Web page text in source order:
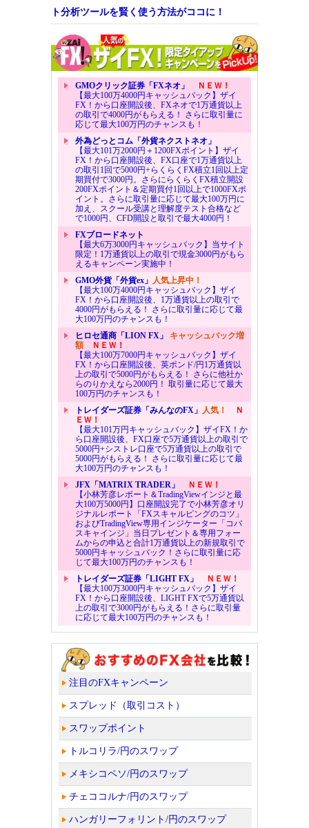
ト分析ツールを賢く使う方法がココに！
GMOクリック証券「FXネオ」
ＮＥＷ！
【最大100万4000円キャッシュバック】ザイ
FX！から口座開設後、FXネオで1万通貨以上
の取引で4000円がもらえる！ さらに取引量に
応じて最大100万円のチャンスも！
外為どっとコム「外貨ネクストネオ」
【最大101万2000円＋1200FXポイント】ザイ
FX！から口座開設後、FX口座で1万通貨以上
の取引1回で5000円+らくらくFX積立1回以上定
期買付で3000円。さらにらくらくFX積立開設
200FXポイント＆定期買付1回以上で1000FXポ
イント。さらに取引量に応じて最大100万円に
加え、スクール受講と理解度テスト合格など
で1000円、CFD開設と取引で最大4000円！
FXブロードネット
【最大6万3000円キャッシュバック】当サイト
限定！1万通貨以上の取引で現金3000円がもら
えるキャンペーン実施中！
GMO外貨「外貨ex」 人気上昇中！
【最大100万4000円キャッシュバック】ザイ
FX！から口座開設後、1万通貨以上の取引で
4000円がもらえる！ さらに取引量に応じて最
大100万円のチャンスも！
ヒロセ通商「LION FX」 キャッシュバック増
額ＮＥＷ！
【最大100万7000円キャッシュバック】ザイ
FX！から口座開設後、英ポンド/円1万通貨以
上の取引で5000円がもらえる！ さらに他社か
らのりかえなら2000円！ 取引量に応じて最大
100万円のチャンスも！
トレイダーズ証券「みんなのFX」 人気！
Ｎ
ＥＷ！
【最大101万円キャッシュバック】ザイFX！か
ら口座開設後、FX口座で5万通貨以上の取引で
5000円+シストレ口座で5万通貨以上の取引で
5000円がもらえる！ さらに取引量に応じて最
大100万円のチャンスも！
JFX「MATRIX TRADER」
ＮＥＷ！
【小林芳彦レポート＆TradingViewインジと最
大100万5000円】口座開設完了で小林芳彦オリ
ジナルレポート「FXスキャルピングのコツ」
およびTradingView専用インジケーター「コバ
スキャインジ」当日プレゼント＆専用フォー
ムからの申込と合計1万通貨以上の新規取引で
5000円キャッシュバック！さらに取引量に応
じて最大100万円のチャンスも！
トレイダーズ証券「LIGHT FX」
ＮＥＷ！
【最大100万3000円キャッシュバック】ザイ
FX！から口座開設後、LIGHT FXで5万通貨以
上の取引で3000円がもらえる！さらに取引量
に応じて最大100万円のチャンスも！
注目のFXキャンペーン
スプレッド（取引コスト）
スワップポイント
トルコリラ/円のスワップ
メキシコペソ/円のスワップ
チェココルナ/円のスワップ
ハンガリーフォリント/円のスワップ